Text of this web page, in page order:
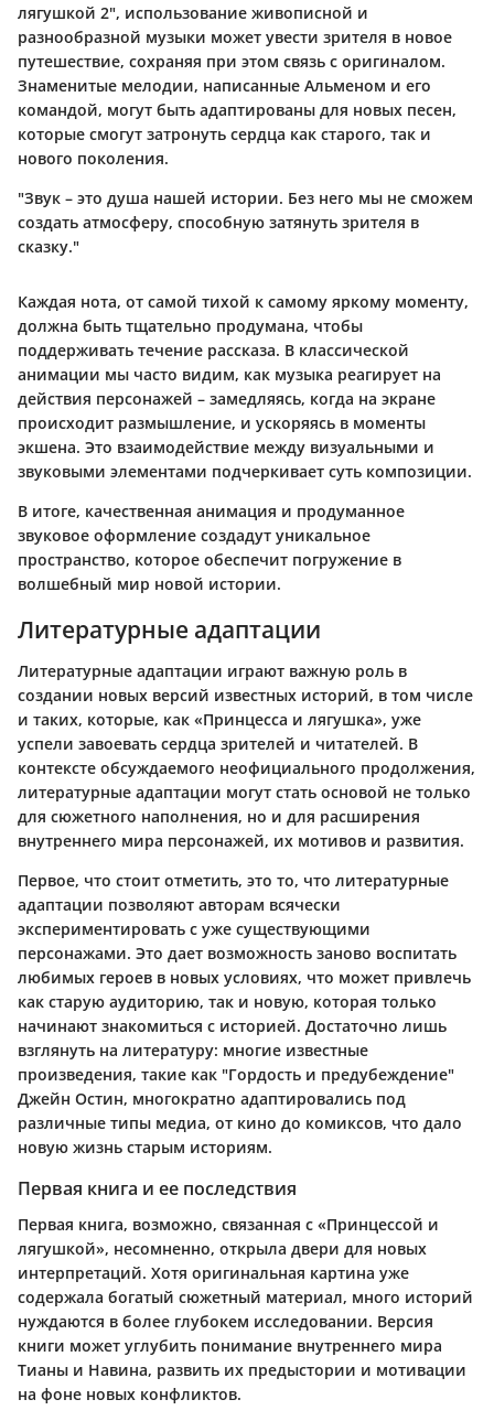
лягушкой 2", использование живописной и
разнообразной музыки может увести зрителя в новое
путешествие, сохраняя при этом связь с оригиналом.
Знаменитые мелодии, написанные Альменом и его
командой, могут быть адаптированы для новых песен,
которые смогут затронуть сердца как старого, так и
нового поколения.
"Звук – это душа нашей истории. Без него мы не сможем
создать атмосферу, способную затянуть зрителя в
сказку."
Каждая нота, от самой тихой к самому яркому моменту,
должна быть тщательно продумана, чтобы
поддерживать течение рассказа. В классической
анимации мы часто видим, как музыка реагирует на
действия персонажей – замедляясь, когда на экране
происходит размышление, и ускоряясь в моменты
экшена. Это взаимодействие между визуальными и
звуковыми элементами подчеркивает суть композиции.
В итоге, качественная анимация и продуманное
звуковое оформление создадут уникальное
пространство, которое обеспечит погружение в
волшебный мир новой истории.
Литературные адаптации
Литературные адаптации играют важную роль в
создании новых версий известных историй, в том числе
и таких, которые, как «Принцесса и лягушка», уже
успели завоевать сердца зрителей и читателей. В
контексте обсуждаемого неофициального продолжения,
литературные адаптации могут стать основой не только
для сюжетного наполнения, но и для расширения
внутреннего мира персонажей, их мотивов и развития.
Первое, что стоит отметить, это то, что литературные
адаптации позволяют авторам всячески
экспериментировать с уже существующими
персонажами. Это дает возможность заново воспитать
любимых героев в новых условиях, что может привлечь
как старую аудиторию, так и новую, которая только
начинают знакомиться с историей. Достаточно лишь
взглянуть на литературу: многие известные
произведения, такие как "Гордость и предубеждение"
Джейн Остин, многократно адаптировались под
различные типы медиа, от кино до комиксов, что дало
новую жизнь старым историям.
Первая книга и ее последствия
Первая книга, возможно, связанная с «Принцессой и
лягушкой», несомненно, открыла двери для новых
интерпретаций. Хотя оригинальная картина уже
содержала богатый сюжетный материал, много историй
нуждаются в более глубокем исследовании. Версия
книги может углубить понимание внутреннего мира
Тианы и Навина, развить их предыстории и мотивации
на фоне новых конфликтов.